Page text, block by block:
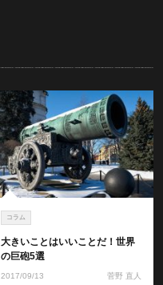
コラム
大きいことはいいことだ！世界
の巨砲5選
2017/09/13 菅野 直人